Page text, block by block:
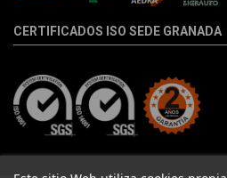
CERTIFICADOS ISO SEDE GRANADA